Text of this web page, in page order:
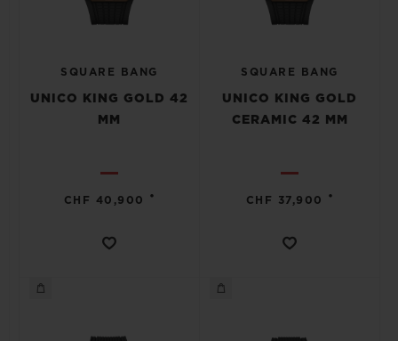
SQUARE BANG
UNICO KING GOLD 42
MM
CHF 40,900 •
SQUARE BANG
UNICO KING GOLD
CERAMIC 42 MM
CHF 37,900 •